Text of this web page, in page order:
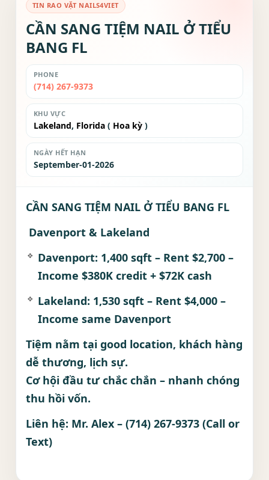
TIN RAO VẶT NAILS4VIET
CẦN SANG TIỆM NAIL Ở TIỂU
BANG FL
PHONE
(714) 267-9373
KHU VỰC
Lakeland, Florida ( Hoa kỳ )
NGÀY HẾT HẠN
September-01-2026
CẦN SANG TIỆM NAIL Ở TIỂU BANG FL
Davenport & Lakeland
Davenport: 1,400 sqft – Rent $2,700 –
Income $380K credit + $72K cash
Lakeland: 1,530 sqft – Rent $4,000 –
Income same Davenport
Tiệm nằm tại good location, khách hàng
dễ thương, lịch sự.
Cơ hội đầu tư chắc chắn – nhanh chóng
thu hồi vốn.
Liên hệ: Mr. Alex – (714) 267-9373 (Call or
Text)